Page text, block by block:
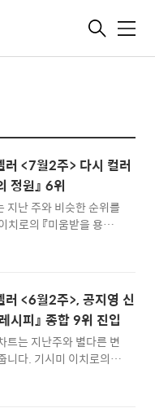
메
러 <7월2주> 다시 컬러
정원』 6위
지난 주와 비슷한 순위를
로의 『미움받을 용기』
1위를 이어가고, 프레
습니다. 작년 하반기 서
끌었던 조해너 배스포
다시 순위권에 진입했습
이 등장해 영향을 받은
종영된 드라마지만 해외
금 재주목 받고 있습니
러 <6월2주>, 공지영 신
시피』 종합 9위 진입
트는 지난주와 별다른 변
니다. 기시미 이치로의
장의 『지적 대화를 위